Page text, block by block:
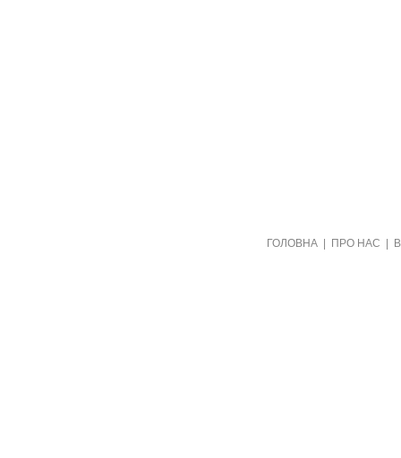
ГОЛОВНА ПРО НАС